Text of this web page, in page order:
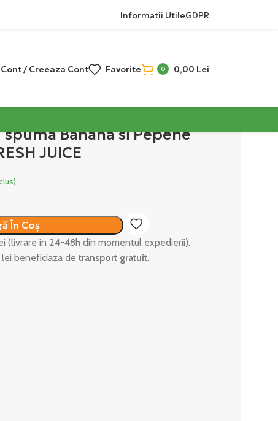
Informatii UtileGDPR
/ Creeaza Cont Favorite 0 0,00 Lei
Banana si Pepene
JUICE
În Coș
(livrare in 24-48h din momentul expedierii).
lei beneficiaza detransport gratuit.